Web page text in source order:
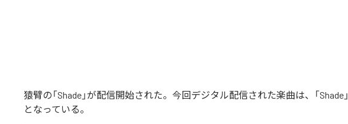
猿臂の「Shade」が配信開始された。今回デジタル配信された楽曲は、「Shade
となっている。